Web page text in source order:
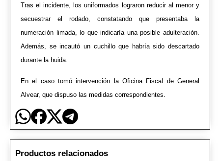
Tras el incidente, los uniformados lograron reducir al menor y
secuestrar el rodado, constatando que presentaba la
numeración limada, lo que indicaría una posible adulteración.
Además, se incautó un cuchillo que habría sido descartado
durante la huida.
En el caso tomó intervención la Oficina Fiscal de General
Alvear, que dispuso las medidas correspondientes.
Productos relacionados